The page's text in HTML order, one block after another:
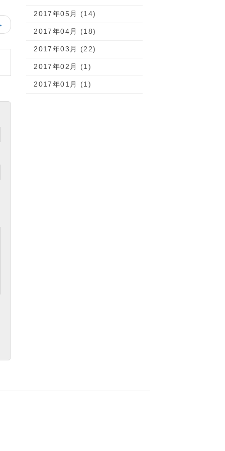
2017年05月 (14)
2017年04月 (18)
2017年03月 (22)
2017年02月 (1)
2017年01月 (1)